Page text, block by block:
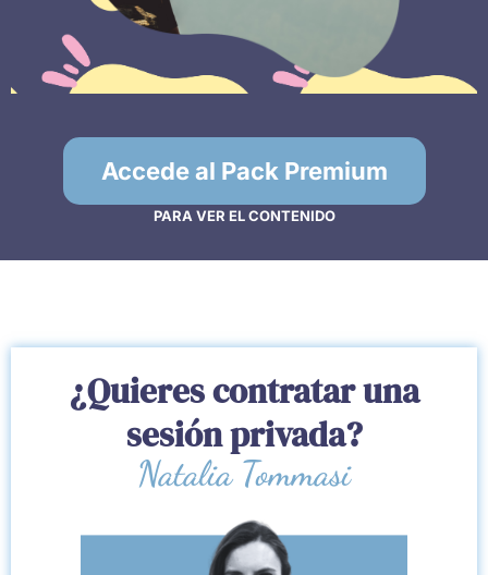
Accede al Pack Premium
PARA VER EL CONTENIDO
¿Quieres contratar una
sesión privada?
Natalia Tommasi